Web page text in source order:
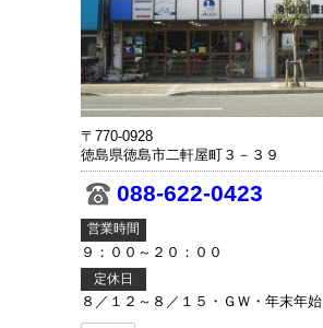
〒770-0928
徳島県徳島市二軒屋町３－３９
088-622-0423
営業時間
９：００～２０：００
定休日
８／１２～８／１５・ＧＷ・年末年始